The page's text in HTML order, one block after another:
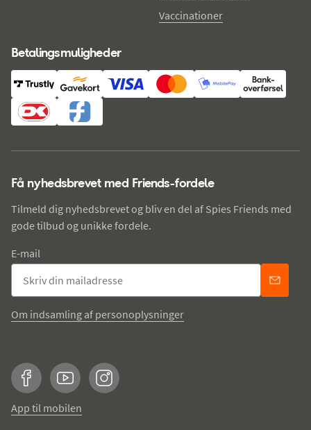
Vaccinationer
Betalingsmuligheder
Få nyhedsbrevet med Friends-fordele
Tilmeld dig nyhedsbrevet og bliv en del af Spies Friends med
gode tilbud og unikke fordele.
E-mail
Om indsamling af personoplysninger
FacebookYouTubeInstagram
App til mobilen